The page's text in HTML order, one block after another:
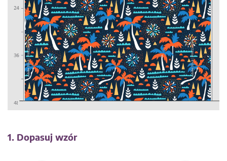
1. Dopasuj wzór